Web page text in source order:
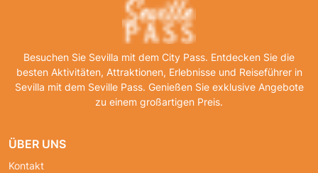
Besuchen Sie Sevilla mit dem City Pass. Entdecken Sie die
besten Aktivitäten, Attraktionen, Erlebnisse und Reiseführer in
Sevilla mit dem Seville Pass. Genießen Sie exklusive Angebote
zu einem großartigen Preis.
ÜBER UNS
Kontakt